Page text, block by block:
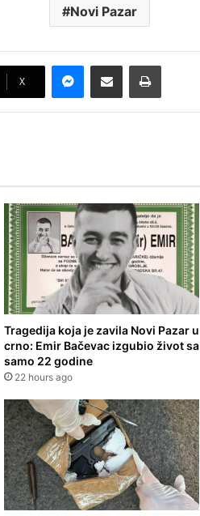
Novi Pazar
X
Messenger
Pošalji preko E-Maila Printaj
Tragedija koja je zavila Novi Pazar u
crno: Emir Bačevac izgubio život sa
samo 22 godine
22 hours ago